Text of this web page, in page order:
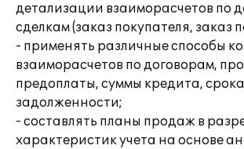
детализации взаиморасчетов по
сделкам (заказ покупателя, заказ
- применять различные способы
взаиморасчетов по договорам,
предоплаты, суммы кредита,
задолженности;
- составлять планы продаж в
характеристик учета на основе